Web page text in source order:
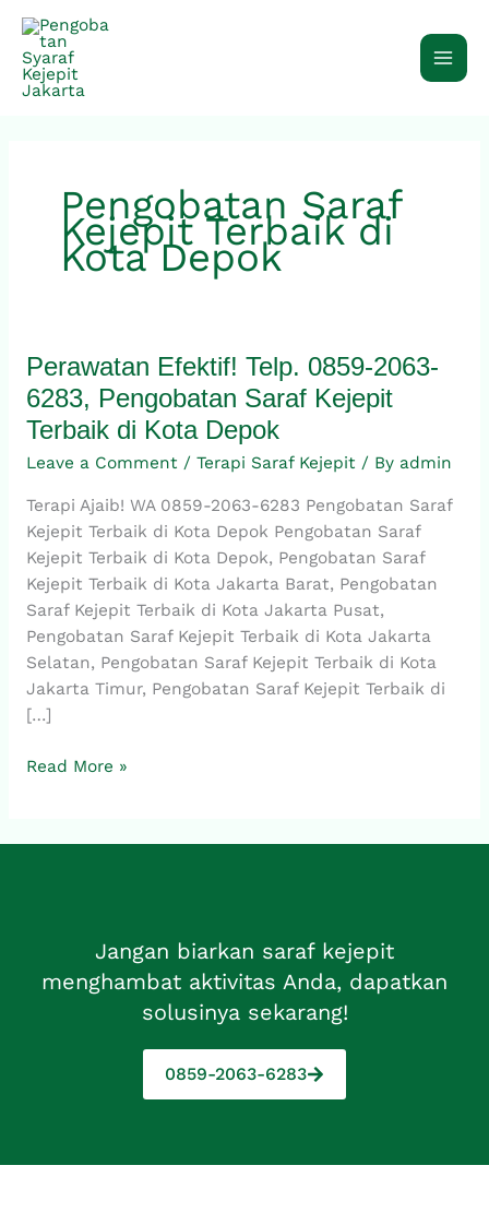
content
Pengobatan Saraf
Kejepit Terbaik di
Kota Depok
Perawatan Efektif! Telp. 0859-2063-
6283, Pengobatan Saraf Kejepit
Terbaik di Kota Depok
Leave a Comment / Terapi Saraf Kejepit / By admin
Terapi Ajaib! WA 0859-2063-6283 Pengobatan Saraf
Kejepit Terbaik di Kota Depok Pengobatan Saraf
Kejepit Terbaik di Kota Depok, Pengobatan Saraf
Kejepit Terbaik di Kota Jakarta Barat, Pengobatan
Saraf Kejepit Terbaik di Kota Jakarta Pusat,
Pengobatan Saraf Kejepit Terbaik di Kota Jakarta
Selatan, Pengobatan Saraf Kejepit Terbaik di Kota
Jakarta Timur, Pengobatan Saraf Kejepit Terbaik di
[…]
Perawatan
Efektif!
0859-
2063-
Pengobatan
Saraf
Kejepit
Terbaik
Kota
Depok
Read More »
Jangan biarkan saraf kejepit
menghambat aktivitas Anda, dapatkan
solusinya sekarang!
0859-2063-6283